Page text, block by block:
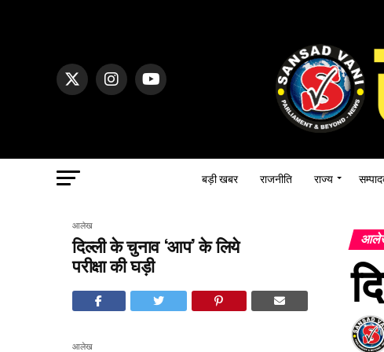
बड़ी खबर राजनीति राज्य
आलेख
दिल्ली के चुनाव ‘आप’ के लिये
परीक्षा की घड़ी
आलेख